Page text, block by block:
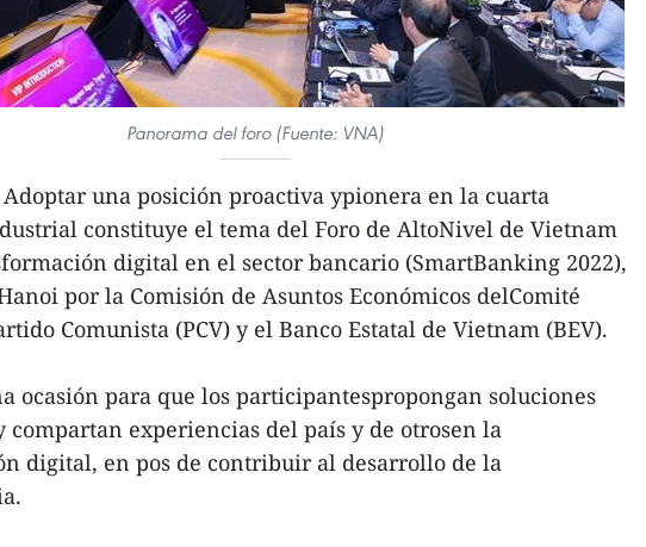
Panorama del foro (Fuente: VNA)
una posición proactiva ypionera en la cuarta
constituye el tema del Foro de AltoNivel de Vietnam
digital en el sector bancario (SmartBanking 2022),
por la Comisión de Asuntos Económicos delComité
Comunista (PCV) y el Banco Estatal de Vietnam (BEV).
ocasión para que los participantespropongan soluciones
compartan experiencias del país y de otrosen la
digital, en pos de contribuir al desarrollo de la